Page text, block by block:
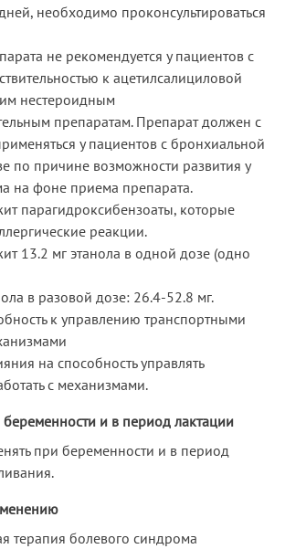
необходимо проконсультироваться
не рекомендуется у пациентов с
к ацетилсалициловой
нестероидным
препаратам. Препарат должен с
у пациентов с бронхиальной
по причине возможности развития у
на фоне приема препарата.
парагидроксибензоаты, которые
реакции.
13.2 мг этанола в одной дозе (одно
в разовой дозе: 26.4-52.8 мг.
к управлению транспортными
на способность управлять
с механизмами.
и в период лактации
при беременности и в период
терапия болевого синдрома